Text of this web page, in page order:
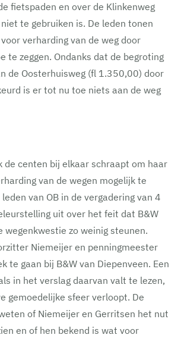
fietspaden en over de Klinkenweg
te gebruiken is. De leden tonen
verharding van de weg door
te zeggen. Ondanks dat de begroting
de Oosterhuisweg (fl 1.350,00) door
is er tot nu toe niets aan de weg
de centen bij elkaar schraapt om haar
van de wegen mogelijk te
van OB in de vergadering van 4
uit over het feit dat B&W
wegenkwestie zo weinig steunen.
Niemeijer en penningmeester
te gaan bij B&W van Diepenveen. Een
in het verslag daarvan valt te lezen,
gemoedelijke sfeer verloopt. De
of Niemeijer en Gerritsen het nut
en of hen bekend is wat voor